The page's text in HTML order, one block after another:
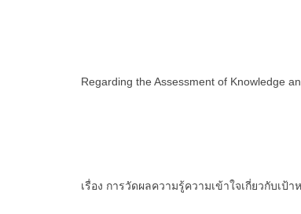
Regarding the Assessment of Knowledge
เรื่อง การวัดผลความรู้ความเข้าใจเกี่ยวกับเ